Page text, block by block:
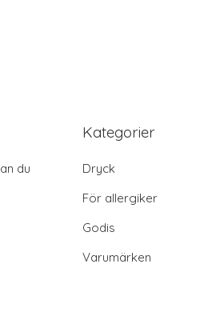
du
Kategorier
Dryck
För allergiker
Godis
Varumärken